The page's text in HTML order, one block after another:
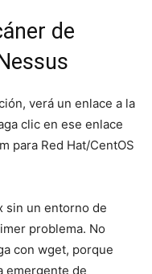
de
verá un enlace a la
clic en ese enlace
para Red Hat/CentOS
sin un entorno de
problema. No
con wget, porque
emergente de